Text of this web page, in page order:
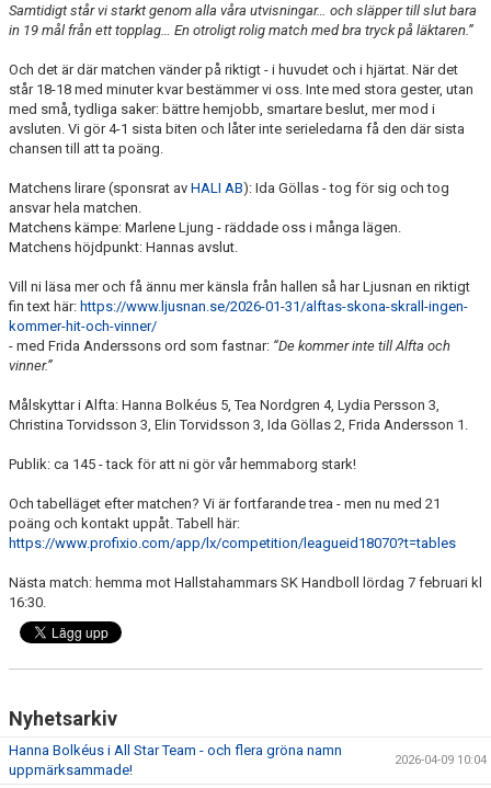
Samtidigt står vi starkt genom alla våra utvisningar… och släpper till slut bara
in 19 mål från ett topplag… En otroligt rolig match med bra tryck på läktaren.”
Och det är där matchen vänder på riktigt - i huvudet och i hjärtat. När det
står 18-18 med minuter kvar bestämmer vi oss. Inte med stora gester, utan
med små, tydliga saker: bättre hemjobb, smartare beslut, mer mod i
avsluten. Vi gör 4-1 sista biten och låter inte serieledarna få den där sista
chansen till att ta poäng.
Matchens lirare (sponsrat av HALI AB): Ida Göllas - tog för sig och tog
ansvar hela matchen.
Matchens kämpe: Marlene Ljung - räddade oss i många lägen.
Matchens höjdpunkt: Hannas avslut.
Vill ni läsa mer och få ännu mer känsla från hallen så harLjusnan en riktigt
fin text här: https://www.ljusnan.se/2026-01-31/alftas-skona-skrall-ingen-
kommer-hit-och-vinner/
- med Frida Anderssons ord som fastnar: “De kommer inte till Alfta och
vinner.”
Målskyttar i Alfta: Hanna Bolkéus 5, Tea Nordgren 4, Lydia Persson 3,
Christina Torvidsson 3, Elin Torvidsson 3, Ida Göllas 2, Frida Andersson 1.
Publik: ca 145 - tack för att ni gör vår hemmaborg stark!
Och tabelläget efter matchen? Vi är fortfarande trea - men nu med 21
poäng och kontakt uppåt. Tabell här:
https://www.profixio.com/app/lx/competition/leagueid18070?t=tables
Nästa match: hemma mot Hallstahammars SK Handboll
lördag 7 februari kl
16:30.
Nyhetsarkiv
Hanna Bolkéus i All Star Team - och flera gröna namn
uppmärksammade!
2026-04-09 10:04